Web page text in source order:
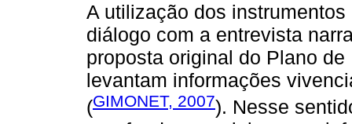
A utilização dos
diálogo com a entrevista
proposta original do Plano
levantam informações
(GIMONET, 2007). Nesse